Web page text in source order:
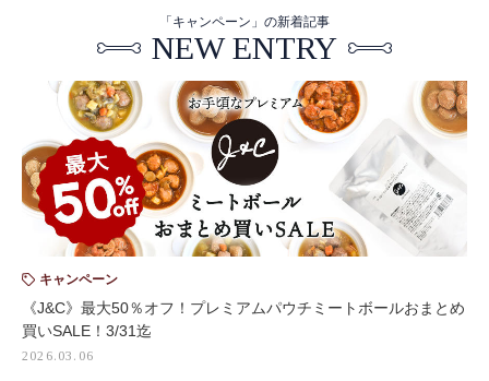
「キャンペーン」の新着記事
NEW ENTRY
キャンペーン
《J&C》最大50％オフ！プレミアムパウチミートボールおまとめ
買いSALE！3/31迄
2026.03.06